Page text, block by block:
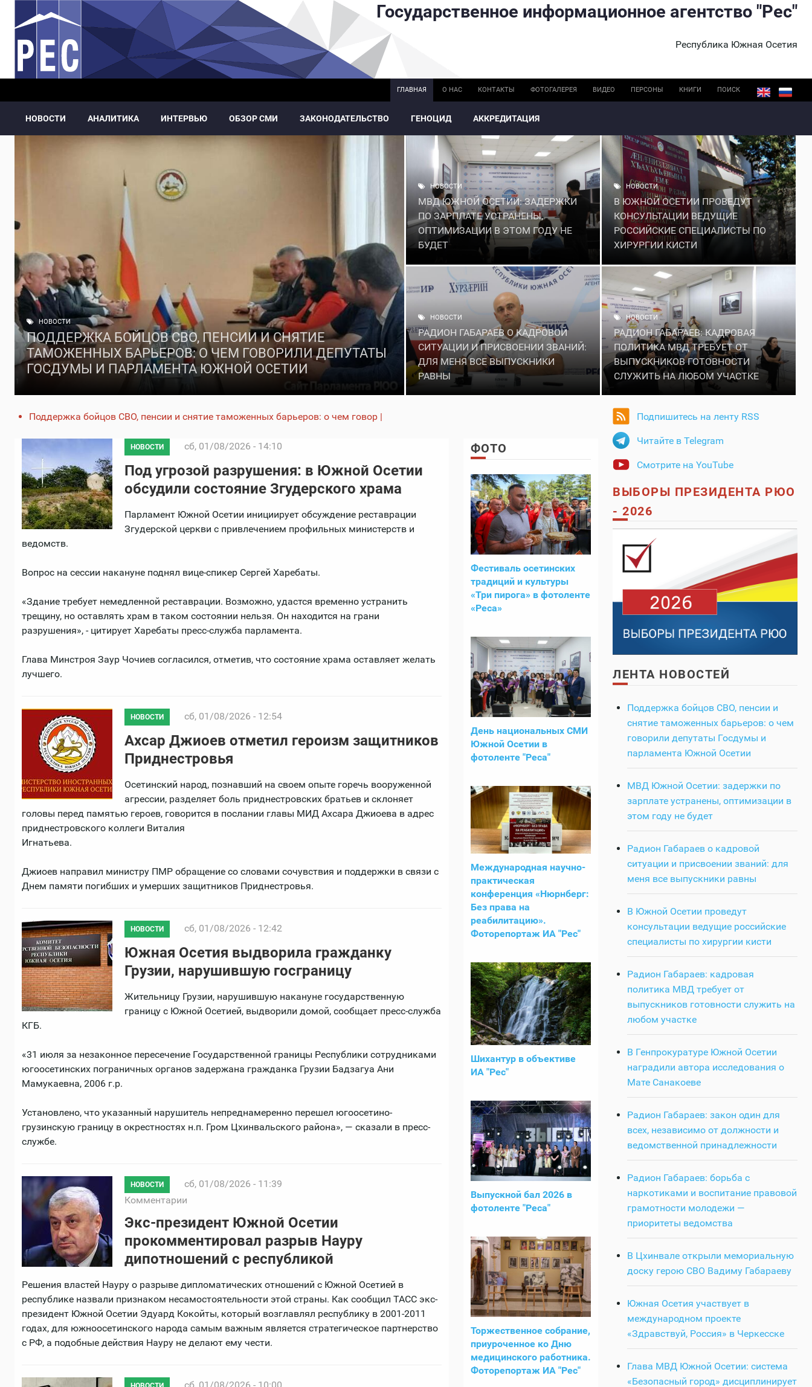
Перейти к основному содержанию Государственное информационное агентство "Рес"
Республика Южная Осетия
ГЛАВНАЯ О НАС КОНТАКТЫ ФОТОГАЛЕРЕЯ ВИДЕО ПЕРСОНЫ КНИГИ ПОИСК
НОВОСТИ АНАЛИТИКА ИНТЕРВЬЮ ОБЗОР СМИ ЗАКОНОДАТЕЛЬСТВО ГЕНОЦИД АККРЕДИТАЦИЯ
НОВОСТИ
ПОДДЕРЖКА БОЙЦОВ СВО, ПЕНСИИ И СНЯТИЕ
ТАМОЖЕННЫХ БАРЬЕРОВ: О ЧЕМ ГОВОРИЛИ ДЕПУТАТЫ
ГОСДУМЫ И ПАРЛАМЕНТА ЮЖНОЙ ОСЕТИИ
НОВОСТИ
МВД ЮЖНОЙ ОСЕТИИ: ЗАДЕРЖКИ
ПО ЗАРПЛАТЕ УСТРАНЕНЫ,
ОПТИМИЗАЦИИ В ЭТОМ ГОДУ НЕ
БУДЕТ
НОВОСТИ
РАДИОН ГАБАРАЕВ О КАДРОВОЙ
СИТУАЦИИ И ПРИСВОЕНИИ ЗВАНИЙ:
ДЛЯ МЕНЯ ВСЕ ВЫПУСКНИКИ
РАВНЫ
НОВОСТИ
В ЮЖНОЙ ОСЕТИИ ПРОВЕДУТ
КОНСУЛЬТАЦИИ ВЕДУЩИЕ
РОССИЙСКИЕ СПЕЦИАЛИСТЫ ПО
ХИРУРГИИ КИСТИ
НОВОСТИ
РАДИОН ГАБАРАЕВ: КАДРОВАЯ
ПОЛИТИКА МВД ТРЕБУЕТ ОТ
ВЫПУСКНИКОВ ГОТОВНОСТИ
СЛУЖИТЬ НА ЛЮБОМ УЧАСТКЕ
Поддержка бойцов СВО, пенсии и снятие таможенных барьеров: о чем говорили депутаты Гос |
НОВОСТИ сб, 01/08/2026 - 14:10
Под угрозой разрушения: в Южной Осетии
обсудили состояние Згудерского храма
Парламент Южной Осетии инициирует обсуждение реставрации
Згудерской церкви с привлечением профильных министерств и
ведомств.
Вопрос на сессии накануне поднял вице-спикер Сергей Харебаты.
«Здание требует немедленной реставрации. Возможно, удастся временно устранить
трещину, но оставлять храм в таком состоянии нельзя. Он находится на грани
разрушения», - цитирует Харебаты пресс-служба парламента.
Глава Минстроя Заур Чочиев согласился, отметив, что состояние храма оставляет желать
лучшего.
НОВОСТИ сб, 01/08/2026 - 12:54
Ахсар Джиоев отметил героизм защитников
Приднестровья
Осетинский народ, познавший на своем опыте горечь вооруженной
агрессии, разделяет боль приднестровских братьев и склоняет
головы перед памятью героев, говорится в послании главы МИД Ахсара Джиоева в адрес
приднестровского коллеги Виталия
Игнатьева.
Джиоев направил министру ПМР обращение со словами сочувствия и поддержки в связи с
Днем памяти погибших и умерших защитников Приднестровья.
НОВОСТИ сб, 01/08/2026 - 12:42
Южная Осетия выдворила гражданку
Грузии, нарушившую госграницу
Жительницу Грузии, нарушившую накануне государственную
границу с Южной Осетией, выдворили домой, сообщает пресс-служба
КГБ.
«31 июля за незаконное пересечение Государственной границы Республики сотрудниками
югоосетинских пограничных органов задержана гражданка Грузии Бадзагуа Ани
Мамукаевна, 2006 г.р.
Установлено, что указанный нарушитель непреднамеренно перешел югоосетино-
грузинскую границу в окрестностях н.п. Гром Цхинвальского района», — сказали в пресс-
службе.
НОВОСТИ
сб, 01/08/2026 - 11:39
Комментарии
Экс-президент Южной Осетии
прокомментировал разрыв Науру
дипотношений с республикой
Решения властей Науру о разрыве дипломатических отношений с Южной Осетией в
республике назвали признаком несамостоятельности этой страны. Как сообщил ТАСС экс-
президент Южной Осетии Эдуард Кокойты, который возглавлял республику в 2001-2011
годах, для южноосетинского народа самым важным является стратегическое партнерство
с РФ, а подобные действия Науру не делают ему чести.
ФОТО
Фестиваль осетинских
традиций и культуры
«Три пирога» в фотоленте
«Реса»
День национальных СМИ
Южной Осетии в
фотоленте "Реса"
Международная научно-
практическая
конференция «Нюрнберг:
Без права на
реабилитацию».
Фоторепортаж ИА "Рес"
Шихантур в объективе
ИА "Рес"
Выпускной бал 2026 в
фотоленте "Реса"
Торжественное собрание,
приуроченное ко Дню
медицинского работника.
Фоторепортаж ИА "Рес"
Подпишитесь на ленту RSS
Читайте в Telegram
Смотрите на YouTube
ВЫБОРЫ ПРЕЗИДЕНТА РЮО
- 2026
ЛЕНТА НОВОСТЕЙ
Поддержка бойцов СВО, пенсии и
снятие таможенных барьеров: о чем
говорили депутаты Госдумы и
парламента Южной Осетии
МВД Южной Осетии: задержки по
зарплате устранены, оптимизации в
этом году не будет
Радион Габараев о кадровой
ситуации и присвоении званий: для
меня все выпускники равны
В Южной Осетии проведут
консультации ведущие российские
специалисты по хирургии кисти
Радион Габараев: кадровая
политика МВД требует от
выпускников готовности служить на
любом участке
В Генпрокуратуре Южной Осетии
наградили автора исследования о
Мате Санакоеве
Радион Габараев: закон один для
всех, независимо от должности и
ведомственной принадлежности
Радион Габараев: борьба с
наркотиками и воспитание правовой
грамотности молодежи —
приоритеты ведомства
В Цхинвале открыли мемориальную
доску герою СВО Вадиму Габараеву
Южная Осетия участвует в
международном проекте
«Здравствуй, Россия» в Черкесске
Глава МВД Южной Осетии: система
«Безопасный город» дисциплинирует